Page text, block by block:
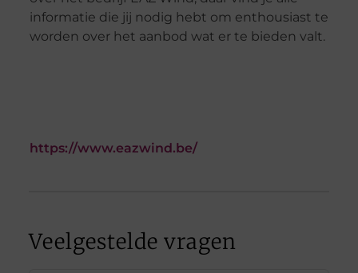
informatie die jij nodig hebt om enthousiast te
worden over het aanbod wat er te bieden valt.
https://www.eazwind.be/
Veelgestelde vragen